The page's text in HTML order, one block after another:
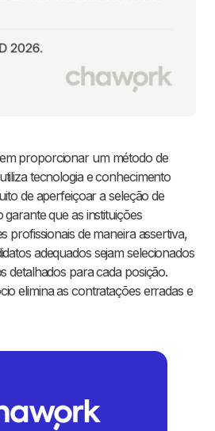
proporcionar um método de
tecnologia e conhecimento
de aperfeiçoar a seleção de
que as instituições
profissionais de maneira assertiva,
adequados sejam selecionados
detalhados para cada posição.
elimina as contratações erradas e